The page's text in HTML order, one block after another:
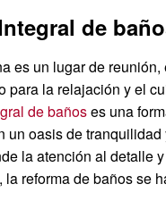
de
es un lugar de reunión,
para la relajación y el
de bañoses una
un oasis de
la atención al detalle
la reforma de baños se